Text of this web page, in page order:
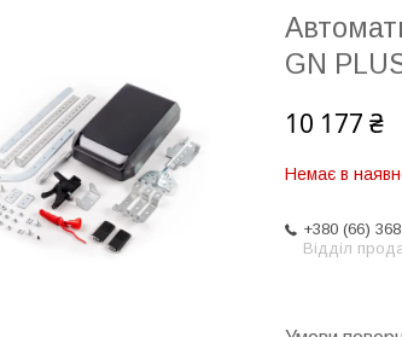
GN
10 177 ₴
Немає в
+380 (66)
Відділ